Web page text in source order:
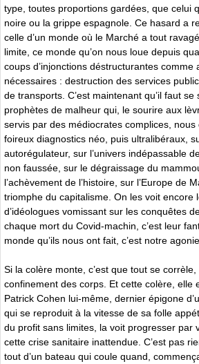
type, toutes proportions gardées, que celui
noire ou la grippe espagnole. Ce hasard a
celle d’un monde où le Marché a tout
limite, ce monde qu’on nous loue depuis
coups d’injonctions déstructurantes comme
nécessaires : destruction des services
de transports. C’est maintenant qu’il faut
prophètes de malheur qui, le sourire aux
servis par des médiocrates complices,
foireux diagnostics néo, puis ultralibéraux,
autorégulateur, sur l’univers indépassable
non faussée, sur le dégraissage du
l’achèvement de l’histoire, sur l’Europe de
triomphe du capitalisme. On les voit encore
d’idéologues vomissant sur les conquêtes
chaque mort du Covid-machin, c’est leur
monde qu’ils nous ont fait, c’est notre agonie.
Si la colère monte, c’est que tout se
confinement des corps. Et cette colère, elle
Patrick Cohen lui-même, dernier épigone
qui se reproduit à la vitesse de sa folle
du profit sans limites, la voit progresser par
cette crise sanitaire inattendue. C’est pas
tout d’un bateau qui coule quand,